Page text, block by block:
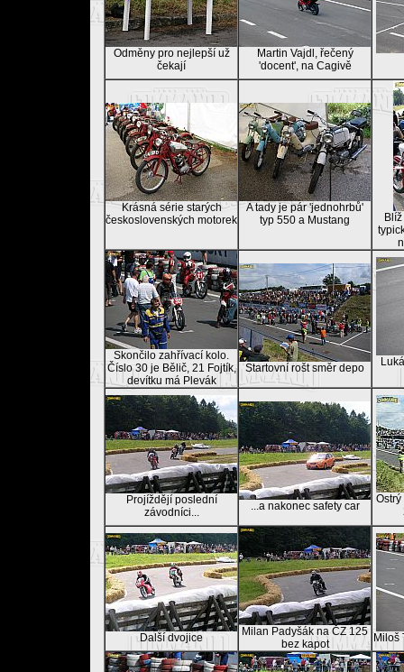
Odměny pro nejlepší už
čekají
Martin Vajdl, řečený
'docent', na Cagivě
Krásná série starých
československých motorek
A tady je pár 'jednohrbů'
typ 550 a Mustang
Skončilo zahřívací kolo.
Číslo 30 je Bělič, 21 Fojtík,
devítku má Plevák
Startovní rošt směr depo
Projíždějí poslední
závodníci...
...a nakonec safety car
Další dvojice
Milan Padyšák na ČZ 125
bez kapot
Miloš